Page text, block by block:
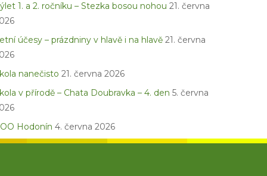
1. a 2. ročníku – Stezka bosou nohou 21. června
účesy – prázdniny v hlavě i na hlavě 21. června
nanečisto 21. června 2026
v přírodě – Chata Doubravka – 4. den 5. června
Hodonín 4. června 2026